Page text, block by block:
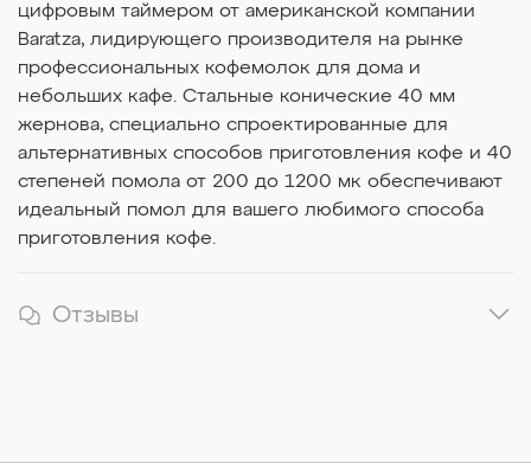
цифровым таймером от американской компании
Baratza, лидирующего производителя на рынке
профессиональных кофемолок для дома и
небольших кафе. Стальные конические 40 мм
жернова, специально спроектированные для
альтернативных способов приготовления кофе и 40
степеней помола от 200 до 1200 мк обеспечивают
идеальный помол для вашего любимого способа
приготовления кофе.
Отзывы